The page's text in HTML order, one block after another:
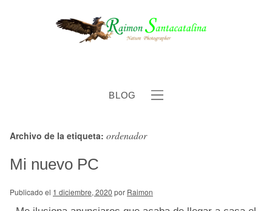
BLOG
Archivo de la etiqueta: ordenador
Mi nuevo PC
Publicado el 1 diciembre, 2020 por Raimon